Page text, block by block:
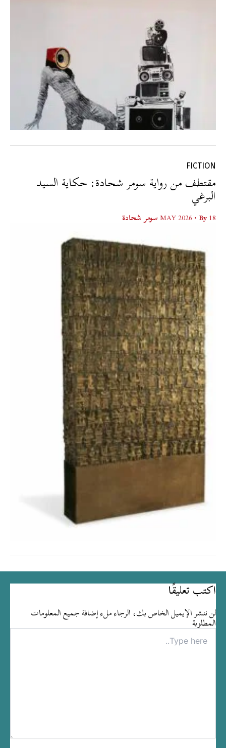
FICTION
مقتطف من رواية سومر شحادة: حكاية السيد
البرغي
18 MAY 2026
• By سومر شحادة
اكتب تعليقًا
لن ننشر الإيميل الخاص بك، الرجاء ملء إضافة جميع المعلومات
المطلوبة
Type
here..